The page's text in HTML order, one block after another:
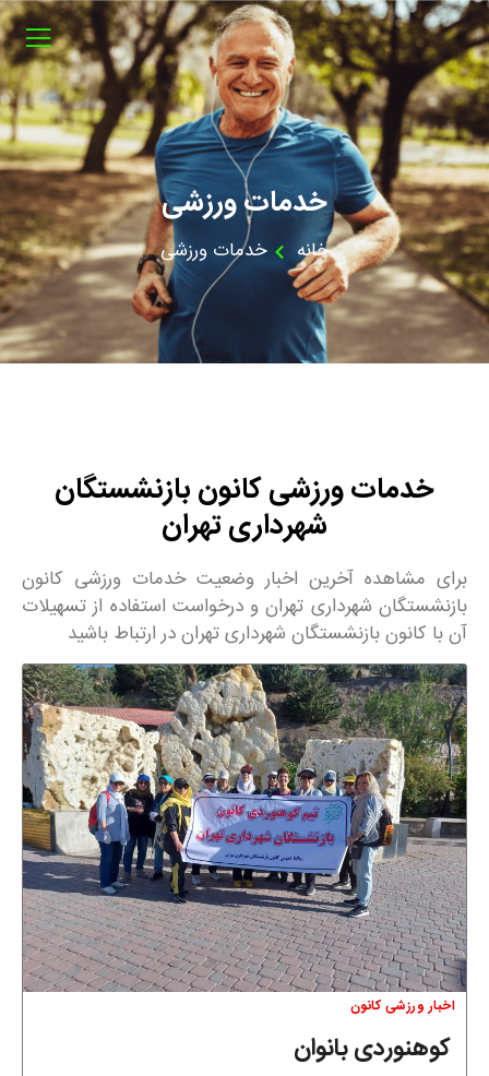
خدمات ورزشی
خانه خدمات ورزشی
خدمات ورزشی کانون بازنشستگان
شهرداری تهران
برای مشاهده آخرین اخبار وضعیت خدمات ورزشی کانون
بازنشستگان شهرداری تهران و درخواست استفاده از تسهیلات
آن با کانون بازنشستگان شهرداری تهران در ارتباط باشید
اخبار ورزشی کانون
کوهنوردی بانوان